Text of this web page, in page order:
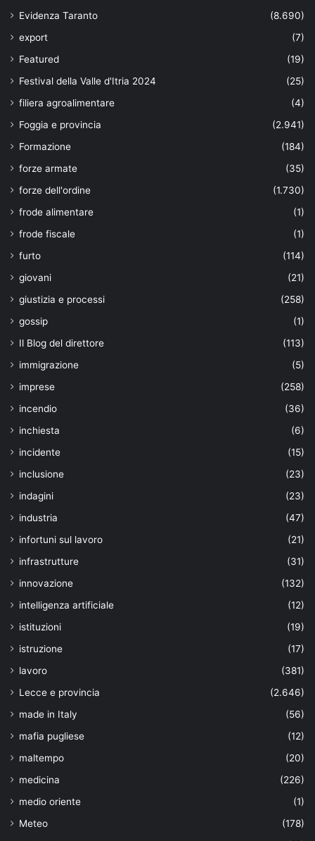
Evidenza Taranto
(8.690)
export
(7)
Featured
(19)
Festival della Valle d'Itria 2024
(25)
filiera agroalimentare
(4)
Foggia e provincia
(2.941)
Formazione
(184)
forze armate
(35)
forze dell'ordine
(1.730)
frode alimentare
(1)
frode fiscale
(1)
furto
(114)
giovani
(21)
giustizia e processi
(258)
gossip
(1)
Il Blog del direttore
(113)
immigrazione
(5)
imprese
(258)
incendio
(36)
inchiesta
(6)
incidente
(15)
inclusione
(23)
indagini
(23)
industria
(47)
infortuni sul lavoro
(21)
infrastrutture
(31)
innovazione
(132)
intelligenza artificiale
(12)
istituzioni
(19)
istruzione
(17)
lavoro
(381)
Lecce e provincia
(2.646)
made in Italy
(56)
mafia pugliese
(12)
maltempo
(20)
medicina
(226)
medio oriente
(1)
Meteo
(178)